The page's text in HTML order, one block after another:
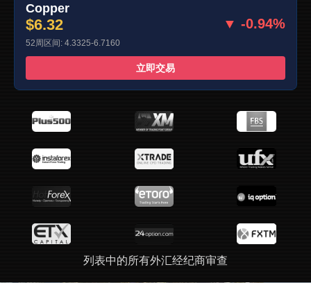
Copper
$6.32 ▼ -0.94%
52周区间: 4.3325-6.7160
立即交易
列表中的所有外汇经纪商审查